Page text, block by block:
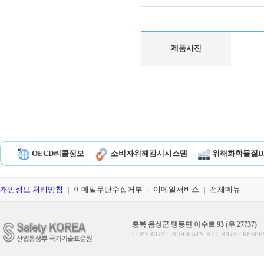
제품사진
OECD리콜정보 소비자위해감시시스템 위해화학물질
개인정보 처리방침 이메일무단수집거부 이메일서비스 전체메뉴
충북 음성군 맹동면 이수로 93 (우 27737)
COPYRIGHT 2014 KATS. ALL RIGHT